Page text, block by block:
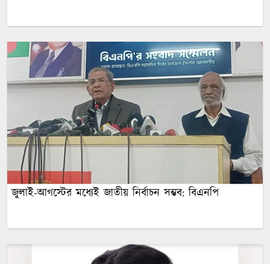
জুলাই-আগস্টের মধ্যেই জাতীয় নির্বাচন সম্ভব: বিএনপি